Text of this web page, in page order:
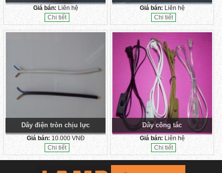
Giá bán: Liên hệ
Chi tiết
Giá bán: Liên hệ
Chi tiết
Dây điện tròn chịu lực
Giá bán: 10.000 VNĐ
Chi tiết
Dây công tắc
Giá bán: Liên hệ
Chi tiết